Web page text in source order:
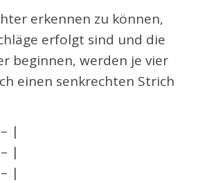
erkennen zu können,
erfolgt sind und die
beginnen, werden je vier
einen senkrechten Strich
|
|
|